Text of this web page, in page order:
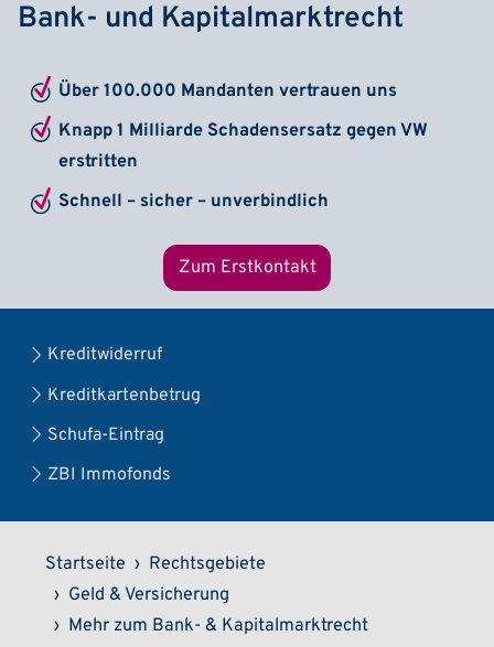
Bank- und Kapitalmarktrecht
Über 100.000 Mandanten vertrauen uns
Knapp 1 Milliarde Schadensersatz gegen VW
erstritten
Schnell – sicher – unverbindlich
Zum Erstkontakt
Kreditwiderruf
Kreditkartenbetrug
Schufa-Eintrag
ZBI Immofonds
Startseite
Rechtsgebiete
Geld & Versicherung
Mehr zum Bank- & Kapitalmarktrecht